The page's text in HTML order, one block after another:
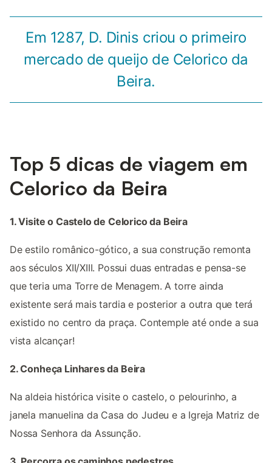
Em 1287, D. Dinis criou o primeiro
mercado de queijo de Celorico da
Beira.
Top 5 dicas de viagem em
Celorico da Beira
1. Visite o Castelo de Celorico da Beira
De estilo românico-gótico, a sua construção remonta
aos séculos XII/XIII. Possui duas entradas e pensa-se
que teria uma Torre de Menagem. A torre ainda
existente será mais tardia e posterior a outra que terá
existido no centro da praça. Contemple até onde a sua
vista alcançar!
2. Conheça Linhares da Beira
Na aldeia histórica visite o castelo, o pelourinho, a
janela manuelina da Casa do Judeu e a Igreja Matriz de
Nossa Senhora da Assunção.